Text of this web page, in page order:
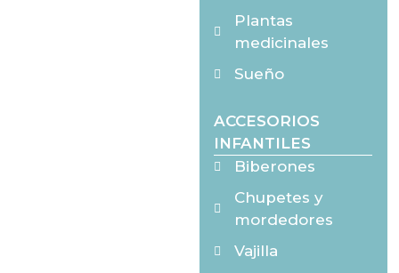
Plantas
medicinales
Sueño
ACCESORIOS
INFANTILES
Biberones
Chupetes y
mordedores
Vajilla